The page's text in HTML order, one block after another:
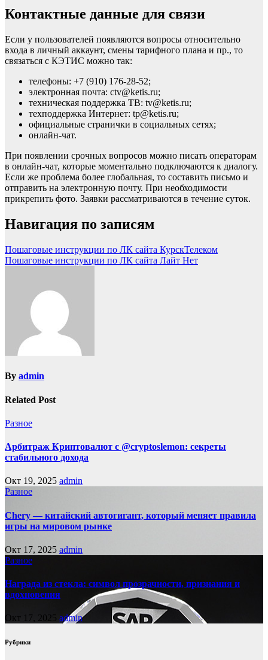
Контактные данные для связи
Если у пользователей появляются вопросы относительно
входа в личный аккаунт, смены тарифного плана и пр., то
связаться с КЭТИС можно так:
телефоны: +7 (910) 176-28-52;
электронная почта: ctv@ketis.ru;
техническая поддержка ТВ: tv@ketis.ru;
техподдержка Интернет: tp@ketis.ru;
официальные странички в социальных сетях;
онлайн-чат.
При появлении срочных вопросов можно писать операторам
в онлайн-чат, которые моментально подключаются к диалогу.
Если же проблема более глобальная, то составить письмо и
отправить на электронную почту. При необходимости
прикрепить фото. Заявки рассматриваются в течение суток.
Навигация по записям
Пошаговые инструкции по ЛК сайта КурскТелеком
Пошаговые инструкции по ЛК сайта Лайт Нет
By admin
Related Post
Разное
Арбитраж Криптовалют с @cryptoslemon: секреты
стабильного дохода
Окт 19, 2025 admin
Разное
Chery — китайский автогигант, который меняет правила
игры на мировом рынке
Окт 17, 2025 admin
Разное
Награда из стекла: символ прозрачности, признания и
вдохновения
Окт 17, 2025 admin
Рубрики